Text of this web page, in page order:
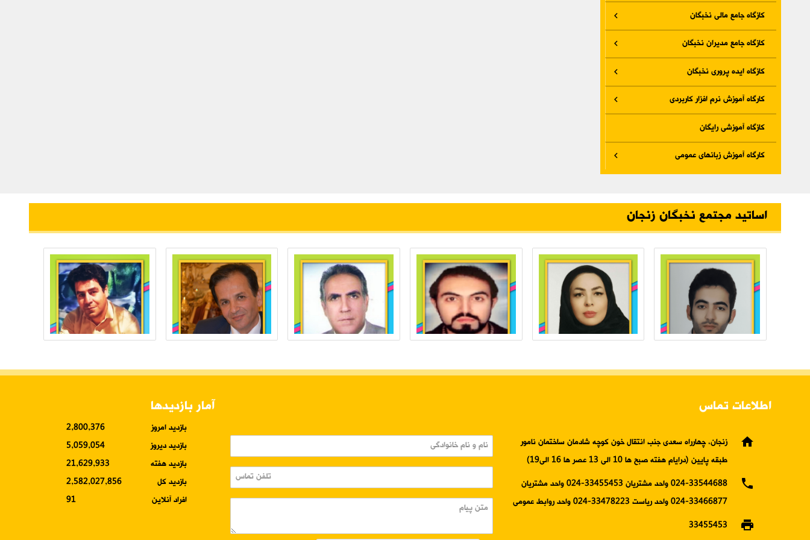
کازگاه جامع مالی نخبگان
کازگاه جامع مدیران نخبگان
کازگاه ایده پروری نخبگان
کارگاه آموزش نرم افزار کاربردی
کازگاه آموزشی رایگان
کارگاه آموزش زبانهای عمومی
اساتید مجتمع نخبگان زنجان
اطلاعات تماس
home
زنجان، چهارراه سعدی جنب انتقال خون کوچه شادمان ساختمان نامور
طبقه پایین (درایام هفته صبح ها 10 الی 13 عصر ها 16 الی19)
phone
024-33544688 واحد مشتریان 33455453-024 واحد مشتریان
33466877-024 واحد ریاست 33478223-024 واحد روابط عمومی
print
33455453
آمار بازدیدها
بازدید امروز
2,800,376
بازدید دیروز
5,059,054
بازدید هفته
21,629,933
بازدید کل
2,582,027,856
افراد آنلاین
91